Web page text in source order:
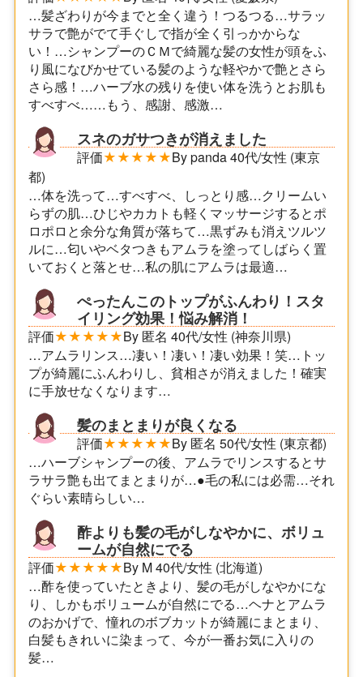
…髪ざわりが今までと全く違う！つるつる…サラッ
サラで艶がでて手ぐしで指が全く引っかからな
い！…シャンプーのＣＭで綺麗な髪の女性が頭をふ
り風になびかせている髪のような軽やかで艶とさら
さら感！…ハーブ水の残りを使い体を洗うとお肌も
すべすべ……もう、感謝、感激…
スネのガサつきが消えました
評価★★★★★By panda 40代/女性 (東京
都)
…体を洗って…すべすべ、しっとり感…クリームい
らずの肌…ひじやカカトも軽くマッサージするとポ
ロポロと余分な角質が落ちて…黒ずみも消えツルツ
ルに…匂いやベタつきもアムラを塗ってしばらく置
いておくと落とせ…私の肌にアムラは最適…
ぺったんこのトップがふんわり！スタ
イリング効果！悩み解消！
評価★★★★★By 匿名 40代/女性 (神奈川県)
…アムラリンス…凄い！凄い！凄い効果！笑…トッ
プが綺麗にふんわりし、貧相さが消えました！確実
に手放せなくなります…
髪のまとまりが良くなる
評価★★★★★By 匿名 50代/女性 (東京都)
…ハーブシャンプーの後、アムラでリンスするとサ
ラサラ艶も出てまとまりが…●毛の私には必需…それ
ぐらい素晴らしい…
酢よりも髪の毛がしなやかに、ボリュ
ームが自然にでる
評価★★★★★By M 40代/女性 (北海道)
…酢を使っていたときより、髪の毛がしなやかにな
り、しかもボリュームが自然にでる…ヘナとアムラ
のおかげで、憧れのボブカットが綺麗にまとまり、
白髪もきれいに染まって、今が一番お気に入りの
髪…